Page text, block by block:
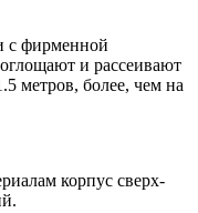
с фирменной
и рассеивают
метров, более, чем на
корпус сверх-